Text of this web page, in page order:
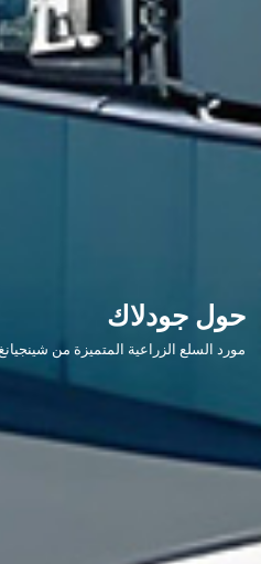
حول جودلاك
مورد السلع الزراعية المتميزة من